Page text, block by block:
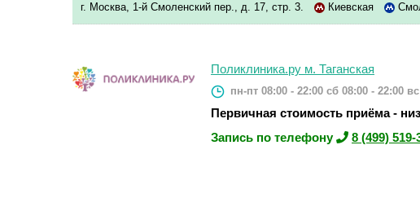
г. Москва, 1-й Смоленский пер., д. 17, стр. 3. Киевская
Поликлиника.ру м. Таганская
пн-пт 08:00 - 22:00 сб 08:00 - 22:00
Первичная стоимость приёма -
Запись по телефону
8 (499) 519-